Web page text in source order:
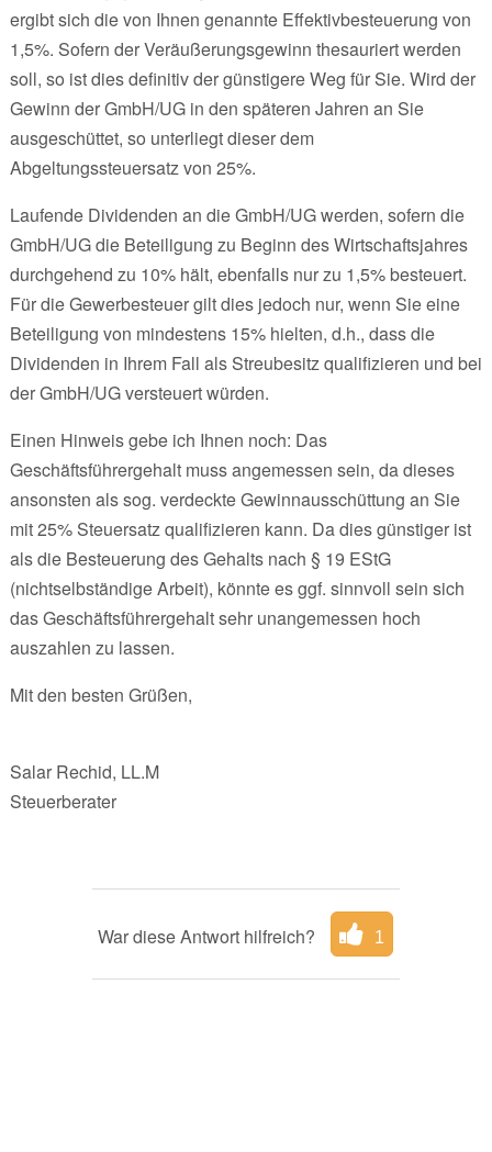
ergibt sich die von Ihnen genannte Effektivbesteuerung von
1,5%. Sofern der Veräußerungsgewinn thesauriert werden
soll, so ist dies definitiv der günstigere Weg für Sie. Wird der
Gewinn der GmbH/UG in den späteren Jahren an Sie
ausgeschüttet, so unterliegt dieser dem
Abgeltungssteuersatz von 25%.
Laufende Dividenden an die GmbH/UG werden, sofern die
GmbH/UG die Beteiligung zu Beginn des Wirtschaftsjahres
durchgehend zu 10% hält, ebenfalls nur zu 1,5% besteuert.
Für die Gewerbesteuer gilt dies jedoch nur, wenn Sie eine
Beteiligung von mindestens 15% hielten, d.h., dass die
Dividenden in Ihrem Fall als Streubesitz qualifizieren und bei
der GmbH/UG versteuert würden.
Einen Hinweis gebe ich Ihnen noch: Das
Geschäftsführergehalt muss angemessen sein, da dieses
ansonsten als sog. verdeckte Gewinnausschüttung an Sie
mit 25% Steuersatz qualifizieren kann. Da dies günstiger ist
als die Besteuerung des Gehalts nach § 19 EStG
(nichtselbständige Arbeit), könnte es ggf. sinnvoll sein sich
das Geschäftsführergehalt sehr unangemessen hoch
auszahlen zu lassen.
Mit den besten Grüßen,
Salar Rechid, LL.M
Steuerberater
War diese Antwort hilfreich? 1